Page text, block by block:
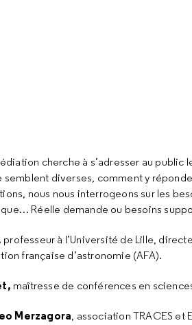
cherche à s’adresser au
diverses, comment y
nous nous interrogeons sur les
Réelle demande ou besoins
professeur à l’Université de Lille,
française d’astronomie (AFA).
maîtresse de conférences en
Merzagora, association TRACES et